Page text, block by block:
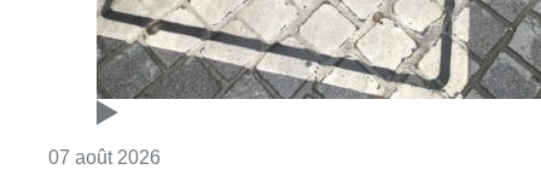
07 août 2026